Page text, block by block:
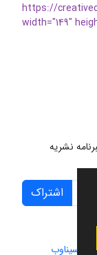
https://
width="149"
نشریه
اشتراک
سیناوب